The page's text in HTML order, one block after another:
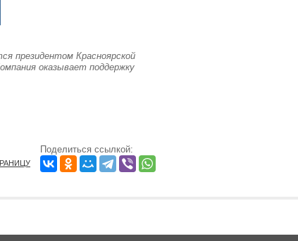
президентом Красноярской
оказывает поддержку
Поделиться ссылкой: